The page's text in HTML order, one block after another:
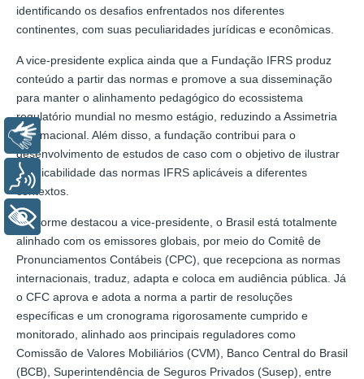
identificando os desafios enfrentados nos diferentes
continentes, com suas peculiaridades jurídicas e econômicas.
A vice-presidente explica ainda que a Fundação IFRS produz
conteúdo a partir das normas e promove a sua disseminação
para manter o alinhamento pedagógico do ecossistema
regulatório mundial no mesmo estágio, reduzindo a Assimetria
Informacional. Além disso, a fundação contribui para o
desenvolvimento de estudos de caso com o objetivo de ilustrar
a aplicabilidade das normas IFRS aplicáveis a diferentes
contextos.
Conforme destacou a vice-presidente, o Brasil está totalmente
alinhado com os emissores globais, por meio do Comitê de
Pronunciamentos Contábeis (CPC), que recepciona as normas
internacionais, traduz, adapta e coloca em audiência pública. Já
o CFC aprova e adota a norma a partir de resoluções
específicas e um cronograma rigorosamente cumprido e
monitorado, alinhado aos principais reguladores como
Comissão de Valores Mobiliários (CVM), Banco Central do Brasil
(BCB), Superintendência de Seguros Privados (Susep), entre
Libras
Voz
+ Acessibilidade